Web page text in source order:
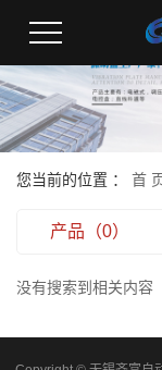
您当前的位置 ： 首
产品（0）
没有搜索到相关内容